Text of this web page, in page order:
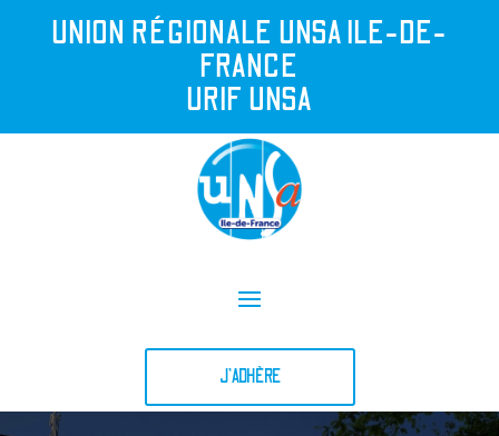
UNION RÉGIONALE UNSA ILE-DE-
FRANCE
URIF UNSA
J'ADHÈRE